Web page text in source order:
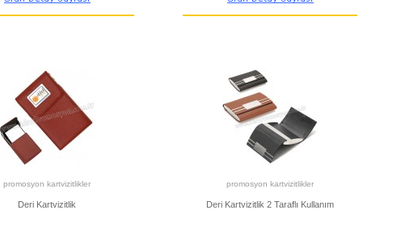
promosyon kartvizitlikler
Deri Kartvizitlik
promosyon kartvizitlikler
Deri Kartvizitlik 2 Taraflı Kullanım